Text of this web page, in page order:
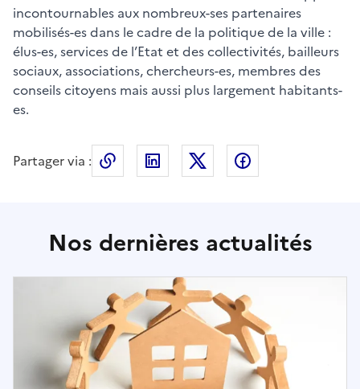
incontournables aux nombreux-ses partenaires
mobilisés-es dans le cadre de la politique de la ville :
élus-es, services de l’Etat et des collectivités, bailleurs
sociaux, associations, chercheurs-es, membres des
conseils citoyens mais aussi plus largement habitants-
es.
Partager via : Copier le lien de la page dans le
LinkedIn
Nos dernières actualités